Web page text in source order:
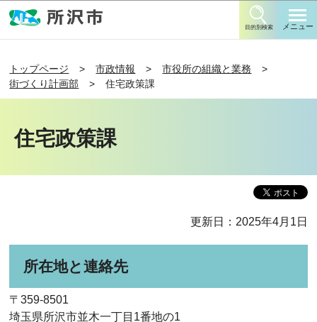
目的別検索 メニュー
トップページ 市政情報
市役所の組織と業務
街づくり計画部
住宅政策課
住宅政策課
更新日：2025年4月1日
所在地と連絡先
〒359-8501
埼玉県所沢市並木一丁目1番地の1